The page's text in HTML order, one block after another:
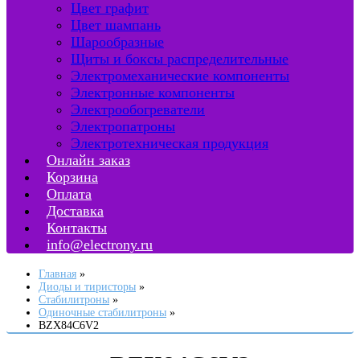
Цвет графит
Цвет шампань
Шарообразные
Щиты и боксы распределительные
Электромеханические компоненты
Электронные компоненты
Электрообогреватели
Электропатроны
Электротехническая продукция
Онлайн заказ
Корзина
Оплата
Доставка
Контакты
info@electrony.ru
Главная
Диоды и тиристоры
Стабилитроны
Одиночные стабилитроны
BZX84C6V2